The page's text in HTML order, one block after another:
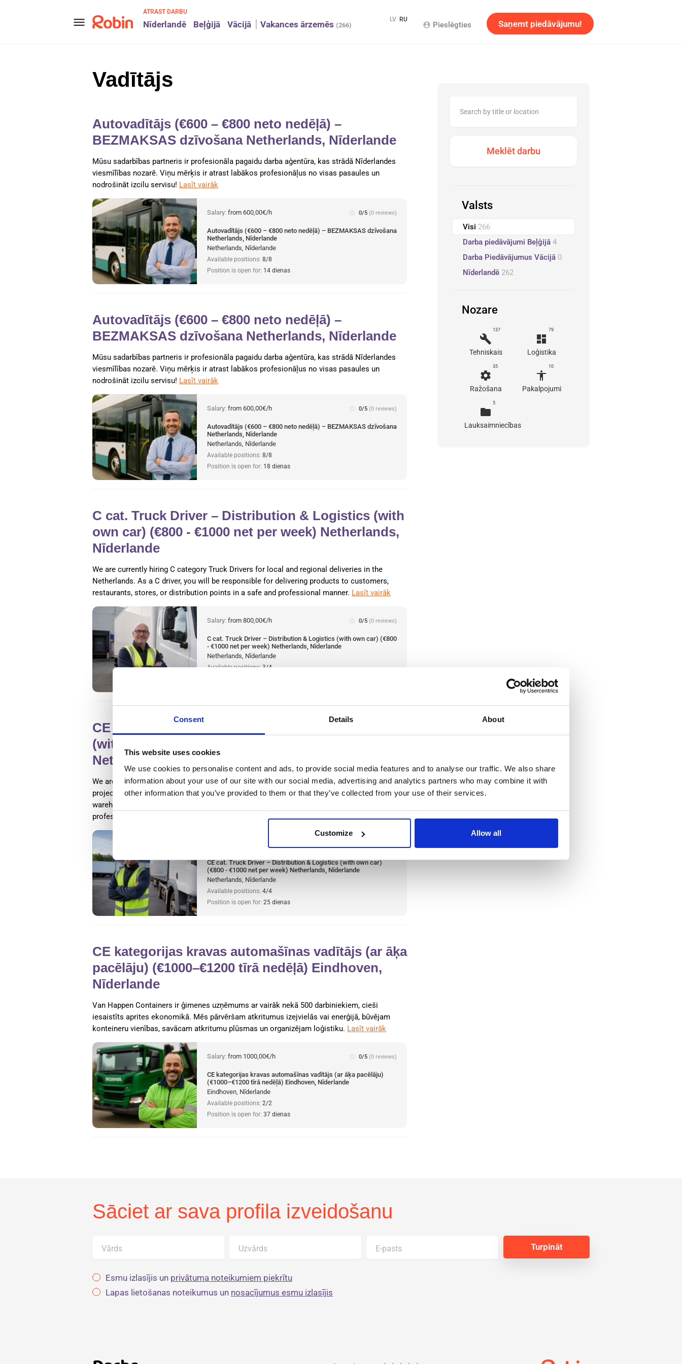
Consent Details About
This website uses cookies
We use cookies to personalise content and ads, to provide social media features and to analyse our traffic. We also share
information about your use of our site with our social media, advertising and analytics partners who may combine it with
other information that you’ve provided to them or that they’ve collected from your use of their services.
Customize Allow all
menu
ATRAST DARBU
Nīderlandē Beļģijā Vācijā Vakances ārzemēs (266) Saņemt piedāvājumu!
account_circle Pieslēgties
LV RU
Vadītājs
Autovadītājs (€600 – €800 neto nedēļā) –
BEZMAKSAS dzīvošana Netherlands, Nīderlande
Mūsu sadarbības partneris ir profesionāla pagaidu darba aģentūra, kas strādā Nīderlandes
viesmīlības nozarē. Viņu mērķis ir atrast labākos profesionāļus no visas pasaules un
nodrošināt izcilu servisu! Lasīt vairāk
Salary: from 600,00€/h star_border 0/5 (0 reviews)
Autovadītājs (€600 – €800 neto nedēļā) – BEZMAKSAS dzīvošana
Netherlands, Nīderlande
Netherlands, Nīderlande
Available positions: 8/8
Position is open for: 14 dienas
Autovadītājs (€600 – €800 neto nedēļā) –
BEZMAKSAS dzīvošana Netherlands, Nīderlande
Mūsu sadarbības partneris ir profesionāla pagaidu darba aģentūra, kas strādā Nīderlandes
viesmīlības nozarē. Viņu mērķis ir atrast labākos profesionāļus no visas pasaules un
nodrošināt izcilu servisu! Lasīt vairāk
Salary: from 600,00€/h star_border 0/5 (0 reviews)
Autovadītājs (€600 – €800 neto nedēļā) – BEZMAKSAS dzīvošana
Netherlands, Nīderlande
Netherlands, Nīderlande
Available positions: 8/8
Position is open for: 18 dienas
C cat. Truck Driver – Distribution & Logistics (with
own car) (€800 - €1000 net per week) Netherlands,
Nīderlande
We are currently hiring C category Truck Drivers for local and regional deliveries in the
Netherlands. As a C driver, you will be responsible for delivering products to customers,
restaurants, stores, or distribution points in a safe and professional manner. Lasīt vairāk
Salary: from 800,00€/h star_border 0/5 (0 reviews)
C cat. Truck Driver – Distribution & Logistics (with own car) (€800
- €1000 net per week) Netherlands, Nīderlande
Netherlands, Nīderlande
Available positions: 3/4
CE cat. Truck Driver – Distribution & Logistics
(with own car) (€800 - €1000 net per week)
Netherlands, Nīderlande
We are looking for motivated and reliable CE Truck Drivers to join logistics and distribution
projects across the Netherlands. You will transport goods between distribution centres,
warehouses, supermarkets, and customers while working with modern trucks and
professional planning systems.
CE cat. Truck Driver – Distribution & Logistics (with own car)
(€800 - €1000 net per week) Netherlands, Nīderlande
Netherlands, Nīderlande
Available positions: 4/4
Position is open for: 25 dienas
CE kategorijas kravas automašīnas vadītājs (ar āķa
pacēlāju) (€1000–€1200 tīrā nedēļā) Eindhoven,
Nīderlande
Van Happen Containers ir ģimenes uzņēmums ar vairāk nekā 500 darbiniekiem, cieši
iesaistīts aprites ekonomikā. Mēs pārvēršam atkritumus izejvielās vai enerģijā, būvējam
konteineru vienības, savācam atkritumu plūsmas un organizējam loģistiku. Lasīt vairāk
Salary: from 1000,00€/h star_border 0/5 (0 reviews)
CE kategorijas kravas automašīnas vadītājs (ar āķa pacēlāju)
(€1000–€1200 tīrā nedēļā) Eindhoven, Nīderlande
Eindhoven, Nīderlande
Available positions: 2/2
Position is open for: 37 dienas
Valsts
Visi 266
Darba piedāvājumi Beļģijā 4
Darba Piedāvājumus Vācijā 0
Nīderlandē 262
Nozare
137
build
Tehniskais
79
dashboard
Loģistika
35
settings
Ražošana
10
accessibility
Pakalpojumi
5
folder
Lauksaimniecības
Sāciet ar sava profila izveidošanu
Vārds Uzvārds E-pasts
Esmu izlasījis un privātuma noteikumiem piekrītu
Lapas lietošanas noteikumus un nosacījumus esmu izlasījis